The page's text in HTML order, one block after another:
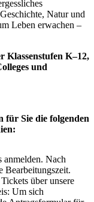
Natur und
Leben erwachen –
Klassenstufen K–12,
und
für Sie die folgenden
anmelden. Nach
Bearbeitungszeit.
über unsere
Um sich